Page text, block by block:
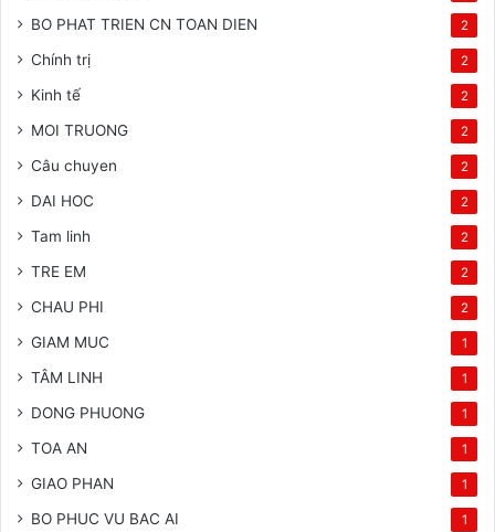
BO PHAT TRIEN CN TOAN DIEN 2
Chính trị 2
Kinh tế 2
MOI TRUONG 2
Câu chuyen 2
DAI HOC 2
Tam linh 2
TRE EM 2
CHAU PHI 2
GIAM MUC 1
TÂM LINH 1
DONG PHUONG 1
TOA AN 1
GIAO PHAN 1
BO PHUC VU BAC AI 1